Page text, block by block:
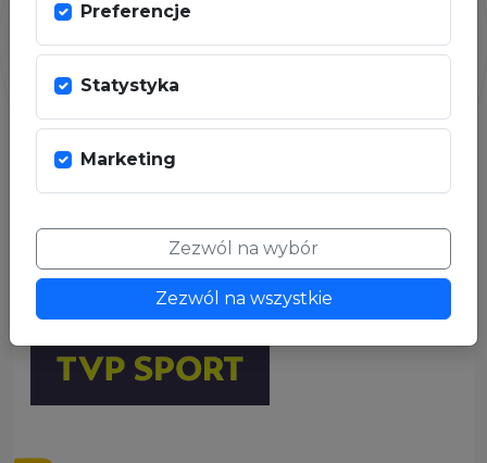
PARTNER MEDIALNY
Preferencje
Statystyka
Marketing
Zezwól na wybór
Zezwól na wszystkie